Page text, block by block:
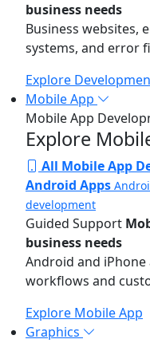
business needs
Business websites,
systems, and error
Explore
Mobile App
Mobile App
Explore
All Mobile App
Android Apps
development
Guided Support
business needs
Android and
workflows and
Explore Mobile App
Graphics